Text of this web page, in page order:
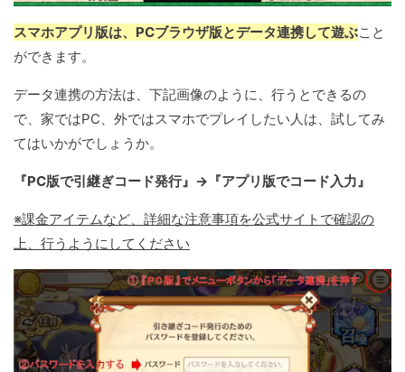
スマホアプリ版は、PCブラウザ版とデータ連携して遊ぶこと
ができます。
データ連携の方法は、下記画像のように、行うとできるの
で、家ではPC、外ではスマホでプレイしたい人は、試してみ
てはいかがでしょうか。
『PC版で引継ぎコード発行』→『アプリ版でコード入力』
※課金アイテムなど、詳細な注意事項を公式サイトで確認の
上、行うようにしてください